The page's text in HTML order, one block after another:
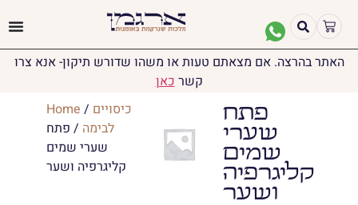
האתר בהרצה. אם מצאתם טעות או משהו שדורש תיקון- אנא צרו
קשרכאן
Home / כיסויים
לבימה / פתח
שערי שמים
קליגרפיה ושער
פתח
שערי
שמים
קליגרפיה
ושער